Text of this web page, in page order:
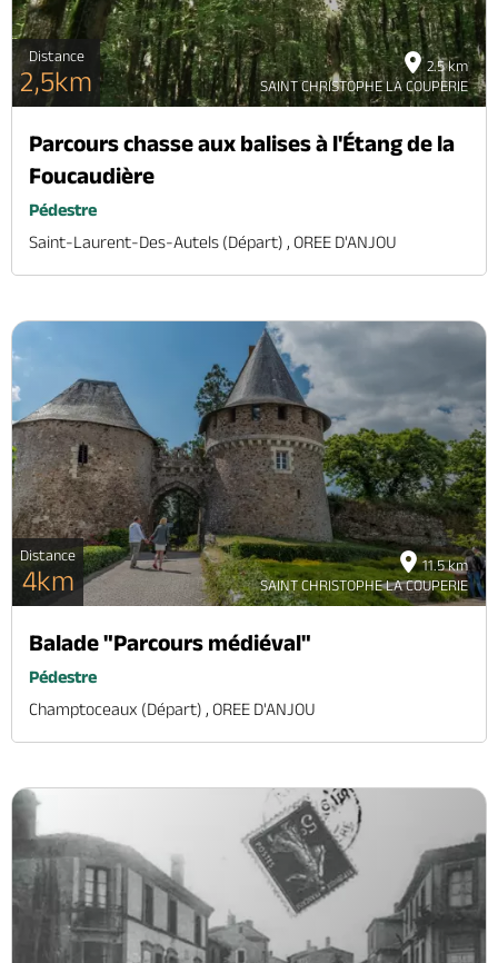
2.5 km
SAINT CHRISTOPHE LA COUPERIE
Distance
2,5km
Parcours chasse aux balises à l'Étang de la
Foucaudière
Pédestre
Saint-Laurent-Des-Autels (départ) , OREE D'ANJOU
11.5 km
SAINT CHRISTOPHE LA COUPERIE
Distance
4km
Balade "Parcours médiéval"
Pédestre
Champtoceaux (départ) , OREE D'ANJOU